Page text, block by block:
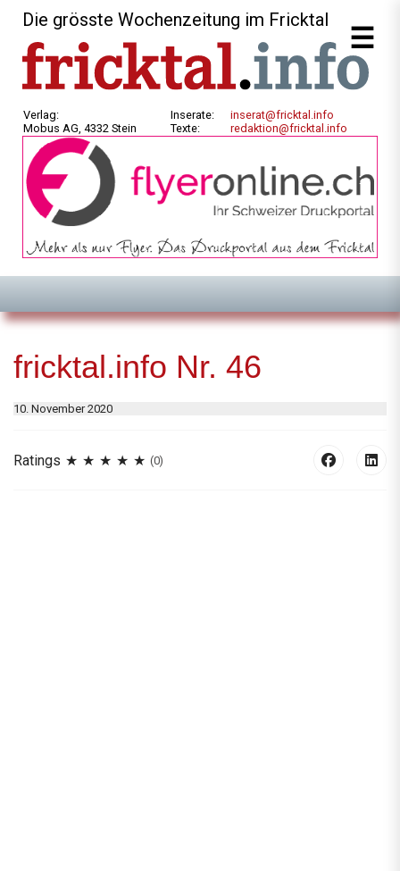
Die grösste Wochenzeitung im Fricktal
Verlag:
Mobus AG, 4332 Stein
Inserate:
Texte:
inserat@fricktal.info
redaktion@fricktal.info
fricktal.info Nr. 46
10. November 2020
Ratings (0)